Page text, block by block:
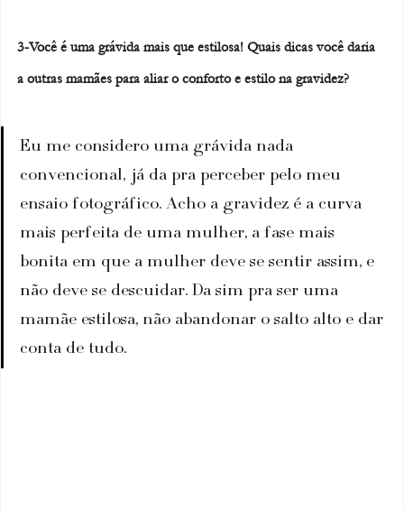
3-Você é uma grávida mais que estilosa! Quais dicas você daria
a outras mamães para aliar o conforto e estilo na gravidez?
Eu me considero uma grávida nada
convencional, já da pra perceber pelo meu
ensaio fotográfico. Acho a gravidez é a curva
mais perfeita de uma mulher, a fase mais
bonita em que a mulher deve se sentir assim, e
não deve se descuidar. Da sim pra ser uma
mamãe estilosa, não abandonar o salto alto e dar
conta de tudo.